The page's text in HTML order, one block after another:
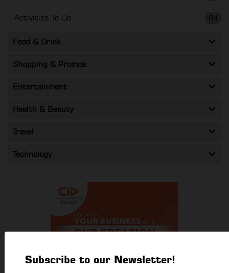
Subscribe to our Newsletter!
84
Activities To Do
Food & Drink
Shopping & Promos
Entertainment
Health & Beauty
Travel
Technology